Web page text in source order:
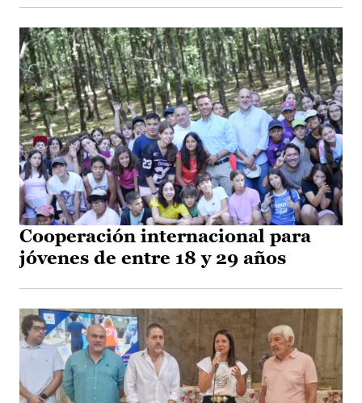
Cooperación internacional para
jóvenes de entre 18 y 29 años